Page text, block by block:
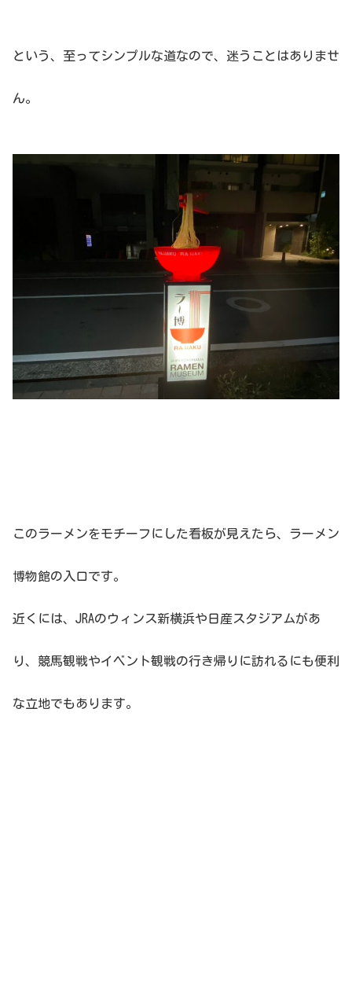
という、至ってシンプルな道なので、迷うことはありませ
ん。
このラーメンをモチーフにした看板が見えたら、ラーメン
博物館の入口です。
近くには、JRAのウィンス新横浜や日産スタジアムがあ
り、競馬観戦やイベント観戦の行き帰りに訪れるにも便利
な立地でもあります。